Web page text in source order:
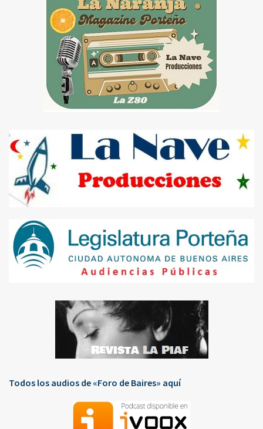
Todos los audios de «Foro de Baires» aquí